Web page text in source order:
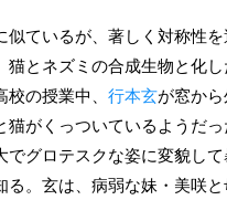
ているが、著しく対称性
とネズミの合成生物と化
の授業中、 行本玄が窓か
猫がくっついているようだ
でグロテスクな姿に変貌し
る。玄は、病弱な妹・美咲